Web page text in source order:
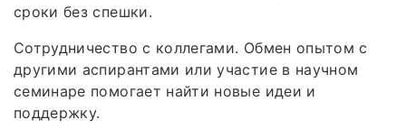
сроки без спешки.
Сотрудничество с коллегами. Обмен опытом с
другими аспирантами или участие в научном
семинаре помогает найти новые идеи и
поддержку.